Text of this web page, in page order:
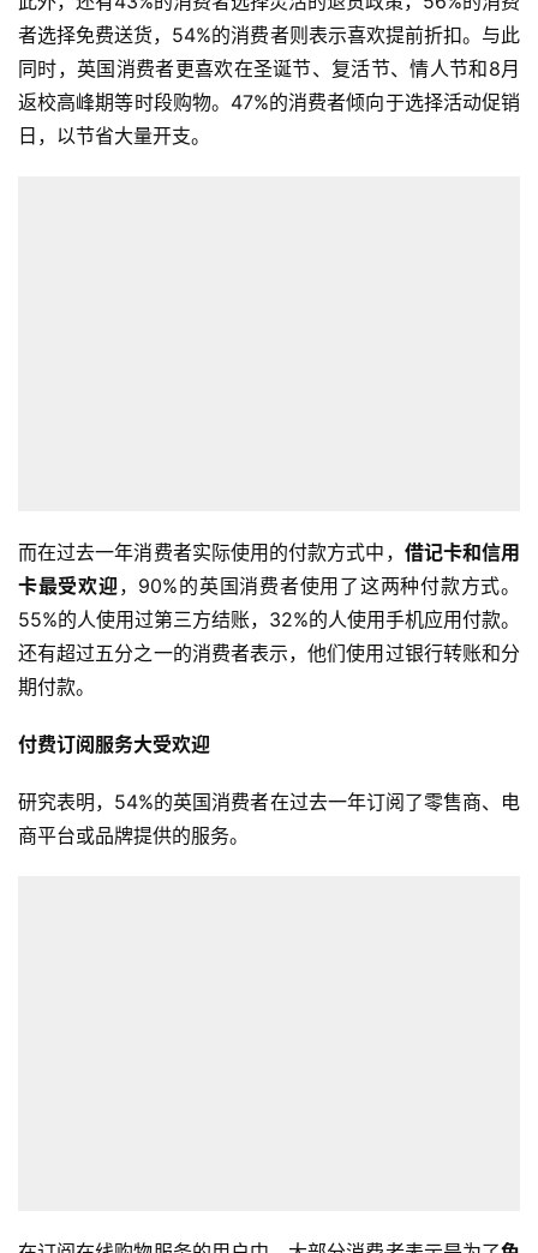
跨
境
导
航
者选择免费送货，54%的消费者则表示喜欢提前折扣。与此
同时，英国消费者更喜欢在圣诞节、复活节、情人节和8月
返校高峰期等时段购物。47%的消费者倾向于选择活动促销
日，以节省大量开支。
而在过去一年消费者实际使用的付款方式中， 借记卡和信用
卡最受欢迎，90%的英国消费者使用了这两种付款方式。
55%的人使用过第三方结账，32%的人使用手机应用付款。
还有超过五分之一的消费者表示，他们使用过银行转账和分
期付款。
付费订阅服务大受欢迎
研究表明，54%的英国消费者在过去一年订阅了零售商、电
商平台或品牌提供的服务。